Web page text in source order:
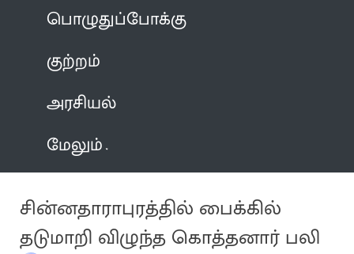
பொழுதுப்போக்கு
குற்றம்
அரசியல்
மேலும்
சின்னதாராபுரத்தில் பைக்கில்
தடுமாறி விழுந்த கொத்தனார் பலி